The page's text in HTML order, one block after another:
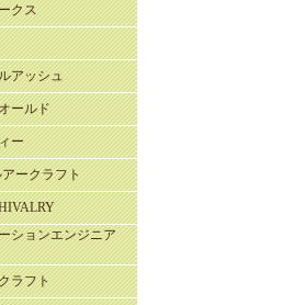
クス
アッシュ
ールド
ー
アークラフト
ションエンジニア
ラフト